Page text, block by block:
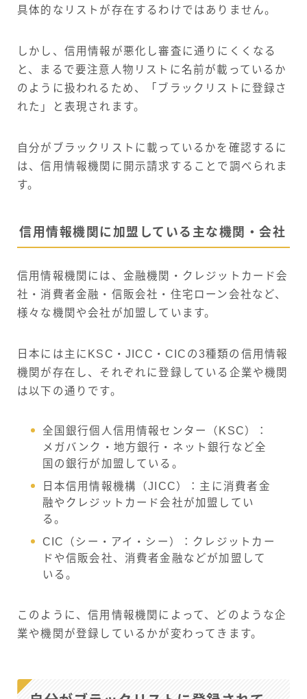
具体的なリストが存在するわけではありません。
しかし、信用情報が悪化し審査に通りにくくなる
と、まるで要注意人物リストに名前が載っているか
のように扱われるため、「ブラックリストに登録さ
れた」と表現されます。
自分がブラックリストに載っているかを確認するに
は、信用情報機関に開示請求することで調べられま
す。
信用情報機関に加盟している主な機関・会社
信用情報機関には、金融機関・クレジットカード会
社・消費者金融・信販会社・住宅ローン会社など、
様々な機関や会社が加盟しています。
日本には主にKSC・JICC・CICの3種類の信用情報
機関が存在し、それぞれに登録している企業や機関
は以下の通りです。
全国銀行個人信用情報センター（KSC）：
メガバンク・地方銀行・ネット銀行など全
国の銀行が加盟している。
日本信用情報機構（JICC）：主に消費者金
融やクレジットカード会社が加盟してい
る。
CIC（シー・アイ・シー）：クレジットカー
ドや信販会社、消費者金融などが加盟して
いる。
このように、信用情報機関によって、どのような企
業や機関が登録しているかが変わってきます。